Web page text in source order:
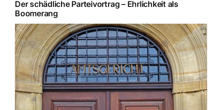
Der schädliche Parteivortrag – Ehrlichkeit als
Boomerang
Zeige
grösseres
Bild